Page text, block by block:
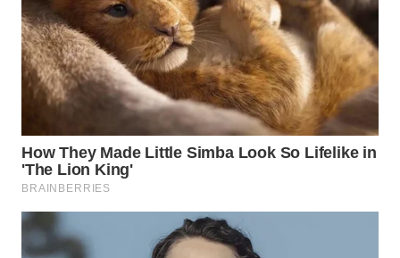
WN
BEKASI
WN
BOGOR
DEPOK
WN
TAPANULI
UTARA